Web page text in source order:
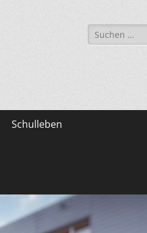
Suche
nach:
Schulleben